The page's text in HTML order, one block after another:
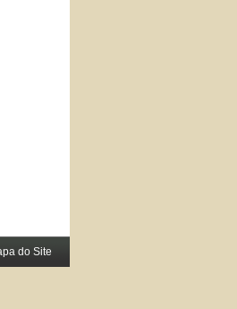
do Site